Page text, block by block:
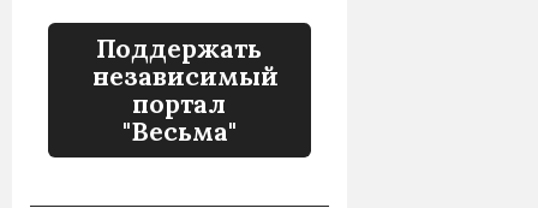
Поддержать
независимый
портал
"Весьма"